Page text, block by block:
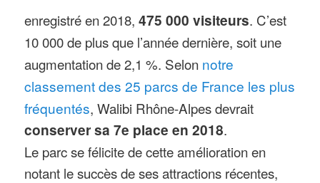
enregistré en 2018,475 000 visiteurs. C’est
10 000 de plus que l’année dernière, soit une
augmentation de 2,1 %. Selon notre
classement des 25 parcs de France les plus
fréquentés, Walibi Rhône-Alpes devrait
conserver sa 7e place en 2018.
Le parc se félicite de cette amélioration en
notant le succès de ses attractions récentes,